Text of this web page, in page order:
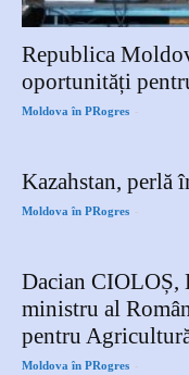
Republica
oportunități
Moldova în PRogres -
Kazahstan, perlă
Moldova în PRogres -
Dacian CIOLOȘ,
ministru al
pentru
Moldova în PRogres -